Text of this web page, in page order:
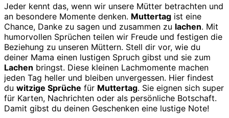
Jeder kennt das, wenn wir unsere Mütter betrachten und
an besondere Momente denken. Muttertag ist eine
Chance, Danke zu sagen und zusammen zu lachen. Mit
humorvollen Sprüchen teilen wir Freude und festigen die
Beziehung zu unseren Müttern. Stell dir vor, wie du
deiner Mama einen lustigen Spruch gibst und sie zum
Lachen bringst. Diese kleinen Lachmomente machen
jeden Tag heller und bleiben unvergessen. Hier findest
du witzige Sprüche für Muttertag. Sie eignen sich super
für Karten, Nachrichten oder als persönliche Botschaft.
Damit gibst du deinen Geschenken eine lustige Note!